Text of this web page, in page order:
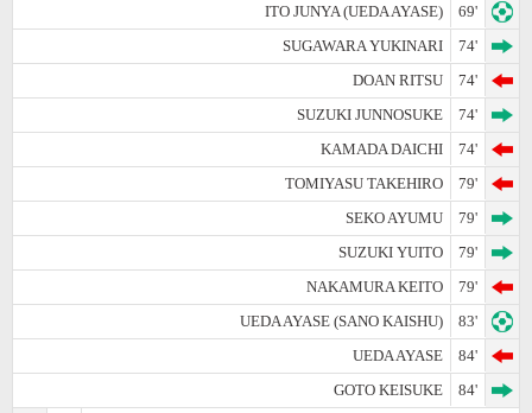
ITO JUNYA (UEDA AYASE)
69'
SUGAWARA YUKINARI
74'
DOAN RITSU
74'
SUZUKI JUNNOSUKE
74'
KAMADA DAICHI
74'
TOMIYASU TAKEHIRO
79'
SEKO AYUMU
79'
SUZUKI YUITO
79'
NAKAMURA KEITO
79'
UEDA AYASE (SANO KAISHU)
83'
UEDA AYASE
84'
GOTO KEISUKE
84'